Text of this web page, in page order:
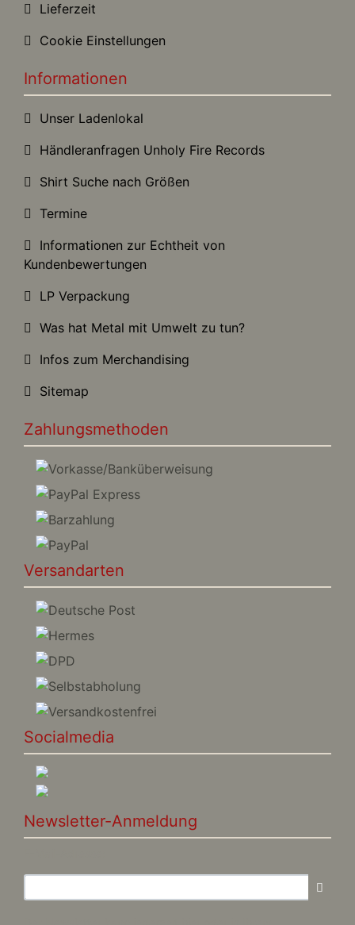
Lieferzeit
Cookie Einstellungen
Informationen
Unser Ladenlokal
Händleranfragen Unholy Fire Records
Shirt Suche nach Größen
Termine
Informationen zur Echtheit von
Kundenbewertungen
LP Verpackung
Was hat Metal mit Umwelt zu tun?
Infos zum Merchandising
Sitemap
Zahlungsmethoden
Versandarten
Socialmedia
Newsletter-Anmeldung